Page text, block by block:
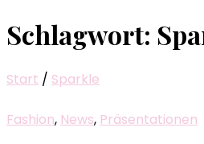
Schlagwort:
Start / Sparkle
Fashion, News, Präsentationen